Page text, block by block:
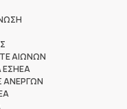
ΑΙΩΝΩΝ
ΕΣΗΕΑ
ΑΝΕΡΓΩΝ